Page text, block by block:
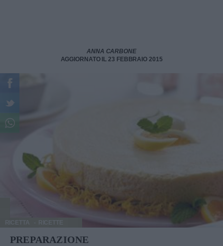
ANNA CARBONE
AGGIORNATO IL 23 FEBBRAIO 2015
RICETTA
PREPARAZIONE